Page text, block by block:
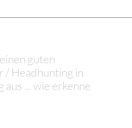
guten
/ Headhunting in
aus ... wie erkenne